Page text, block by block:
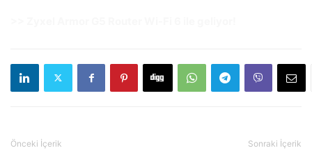
Önceki İçerik Sonraki İçerik